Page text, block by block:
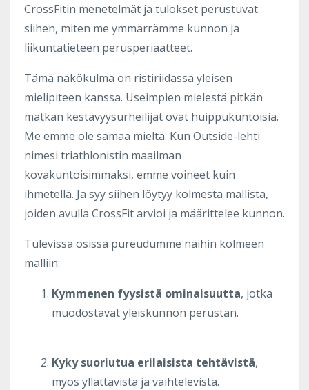
CrossFitin menetelmät ja tulokset perustuvat
siihen, miten me ymmärrämme kunnon ja
liikuntatieteen perusperiaatteet.
Tämä näkökulma on ristiriidassa yleisen
mielipiteen kanssa. Useimpien mielestä pitkän
matkan kestävyysurheilijat ovat huippukuntoisia.
Me emme ole samaa mieltä. Kun Outside-lehti
nimesi triathlonistin maailman
kovakuntoisimmaksi, emme voineet kuin
ihmetellä. Ja syy siihen löytyy kolmesta mallista,
joiden avulla CrossFit arvioi ja määrittelee kunnon.
Tulevissa osissa pureudumme näihin kolmeen
malliin:
Kymmenen fyysistä ominaisuutta, jotka
muodostavat yleiskunnon perustan.
Kyky suoriutua erilaisista tehtävistä,
myös yllättävistä ja vaihtelevista.